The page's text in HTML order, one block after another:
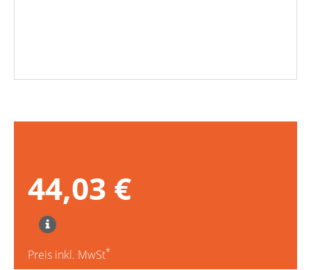
44,03 €
Preis inkl. MwSt*